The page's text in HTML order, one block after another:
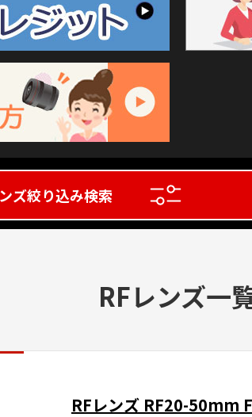
ズ絞り込み検索
RFレンズ一
RFレンズ RF20-50mm